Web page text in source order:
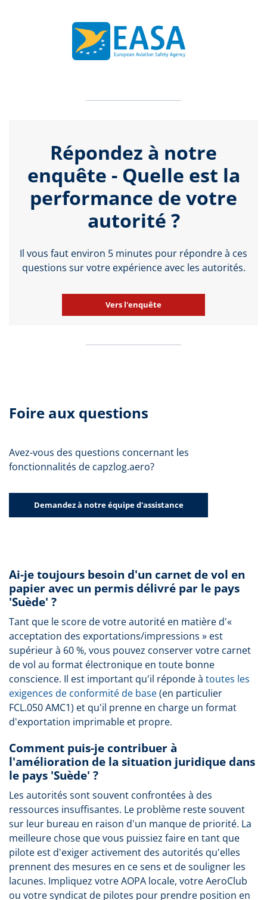
Répondez à notre
enquête - Quelle est la
performance de votre
autorité ?
Il vous faut environ 5 minutes pour répondre à ces
questions sur votre expérience avec les autorités.
Vers l'enquête
Foire aux questions
Avez-vous des questions concernant les
fonctionnalités de capzlog.aero?
Demandez à notre équipe d'assistance
Ai-je toujours besoin d'un carnet de vol en
papier avec un permis délivré par le pays
'Suède' ?
Tant que le score de votre autorité en matière d'«
acceptation des exportations/impressions » est
supérieur à 60 %, vous pouvez conserver votre carnet
de vol au format électronique en toute bonne
conscience. Il est important qu'il réponde à toutes les
exigences de conformité de base(en particulier
FCL.050 AMC1) et qu'il prenne en charge un format
d'exportation imprimable et propre.
Comment puis-je contribuer à
l'amélioration de la situation juridique dans
le pays 'Suède' ?
Les autorités sont souvent confrontées à des
ressources insuffisantes. Le problème reste souvent
sur leur bureau en raison d'un manque de priorité. La
meilleure chose que vous puissiez faire en tant que
pilote est d'exiger activement des autorités qu'elles
prennent des mesures en ce sens et de souligner les
lacunes. Impliquez votre AOPA locale, votre AeroClub
ou votre syndicat de pilotes pour prendre position en